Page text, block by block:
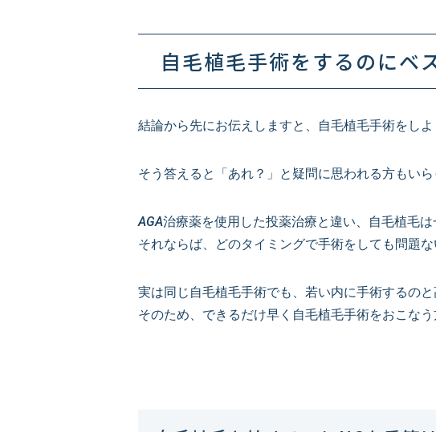
自毛植毛手術をするのにベ
結論から先にお伝えしますと、自毛植毛手術をし
そう答えると「あれ？」と疑問に思われる方もいら
AGA治療薬を使用した投薬治療と違い、自毛植毛
それならば、どのタイミングで手術をしても問題な
実は同じ自毛植毛手術でも、若い内に手術するの
そのため、できるだけ早く自毛植毛手術をおこなう